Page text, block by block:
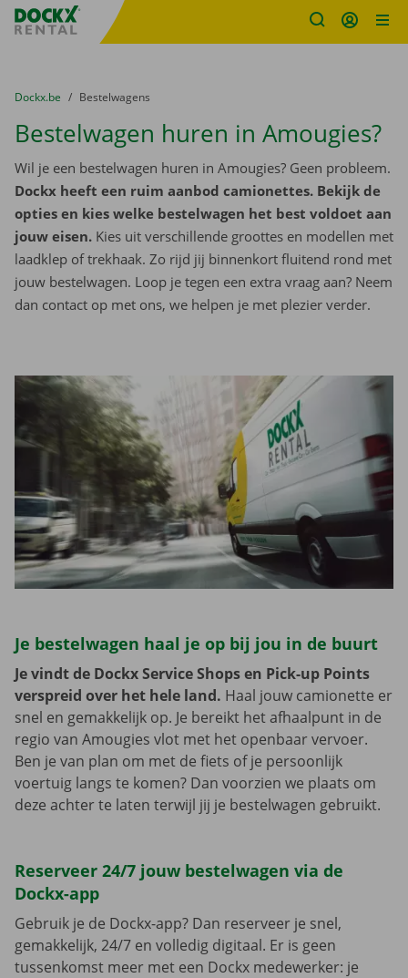
Fratello DEMO
U bevindt zich hier:
van
Dockx.be naar
Bestelwagens
Bestelwagen huren in Amougies?
Wil je een bestelwagen huren in Amougies? Geen probleem.
Dockx heeft een ruim aanbod camionettes. Bekijk de
opties en kies welke bestelwagen het best voldoet aan
jouw eisen. Kies uit verschillende groottes en modellen met
laadklep of trekhaak. Zo rijd jij binnenkort fluitend rond met
jouw bestelwagen. Loop je tegen een extra vraag aan? Neem
dan contact op met ons, we helpen je met plezier verder.
Je bestelwagen haal je op bij jou in de buurt
Je vindt de Dockx Service Shops en Pick-up Points
verspreid over het hele land. Haal jouw camionette er
snel en gemakkelijk op. Je bereikt het afhaalpunt in de
regio van Amougies vlot met het openbaar vervoer.
Ben je van plan om met de fiets of je persoonlijk
voertuig langs te komen? Dan voorzien we plaats om
deze achter te laten terwijl jij je bestelwagen gebruikt.
Reserveer 24/7 jouw bestelwagen via de
Dockx-app
Gebruik je de Dockx-app? Dan reserveer je snel,
gemakkelijk, 24/7 en volledig digitaal. Er is geen
tussenkomst meer met een Dockx medewerker: je